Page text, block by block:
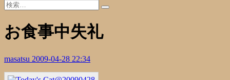
お食事中失礼
masatsu 2009-04-28 22:34